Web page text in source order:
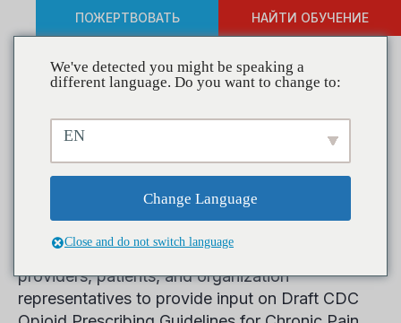
ПОЖЕРТВОВАТЬ НАЙТИ ОБУЧЕНИЕ
CDC to Host Webinar on
Draft Opioid Prescriber
Guidelines
The Centers for Disease Control (CDC) invites
providers, patients, and organization
representatives to provide input on Draft CDC
We've detected you might be speaking a
different language. Do you want to change to:
EN
Change Language
Close and do not switch language